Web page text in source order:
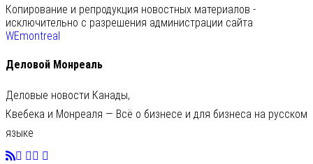
Копирование и репродукция новостных материалов -
исключительно с разрешения администрации сайта
WEmontreal
Деловой Монреаль
Деловые новости Канады,
Квебека и Монреаля — Всё о бизнесе и для бизнеса на русском
языке